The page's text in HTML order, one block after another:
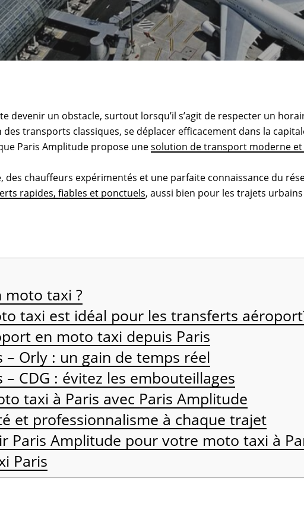
devenir un obstacle, surtout lorsqu’il s’agit de respecter un
transports classiques, se déplacer efficacement dans la
Paris Amplitude propose unesolution de transport moderne
des chauffeurs expérimentés et une parfaite connaissance du
rapides, fiables et ponctuels, aussi bien pour les trajets
moto taxi ?
taxi est idéal pour les transferts
en moto taxi depuis Paris
– Orly : un gain de temps réel
CDG : évitez les embouteillages
taxi à Paris avec Paris Amplitude
et professionnalisme à chaque trajet
Paris Amplitude pour votre moto taxi à
Paris